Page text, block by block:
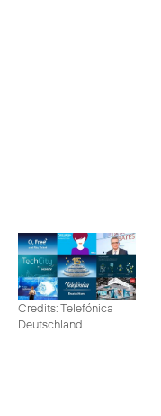
Credits: Telefónica
Deutschland